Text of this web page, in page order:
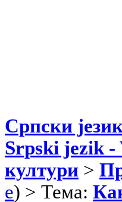
Српски
Srpski jezik
култури >
e) > Тема: